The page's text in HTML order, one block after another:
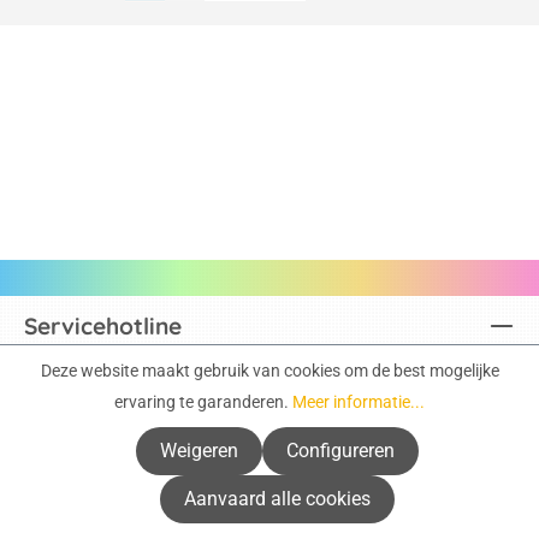
Actuele catalogi
Servicehotline
Info & ondersteuning
Deze website maakt gebruik van cookies om de best mogelijke
ervaring te garanderen. Meer informatie...
Weigeren Configureren
Aanvaard alle cookies